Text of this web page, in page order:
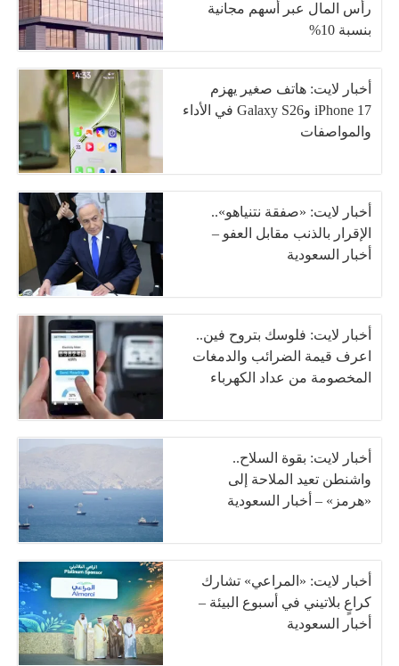
رأس المال عبر أسهم مجانية
بنسبة 10%
أخبار لايت: هاتف صغير يهزم
iPhone 17 وGalaxy S26 في الأداء
والمواصفات
أخبار لايت: «صفقة نتنياهو»..
الإقرار بالذنب مقابل العفو –
أخبار السعودية
أخبار لايت: فلوسك بتروح فين..
اعرف قيمة الضرائب والدمغات
المخصومة من عداد الكهرباء
أخبار لايت: بقوة السلاح..
واشنطن تعيد الملاحة إلى
«هرمز» – أخبار السعودية
أخبار لايت: «المراعي» تشارك
كراعٍ بلاتيني في أسبوع البيئة –
أخبار السعودية